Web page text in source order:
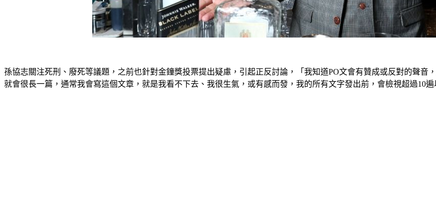
孫協志關注死刑、廢死等議題，之前也針對金鐘獎投票提出疑慮，引起正反討論，「我知道PO文會有贊成或反對的聲
就會很長一篇，通常我會寫這個文章，就是我看不下去、我很生氣，或有感而發，我的所有文字發出前，會檢視超過10